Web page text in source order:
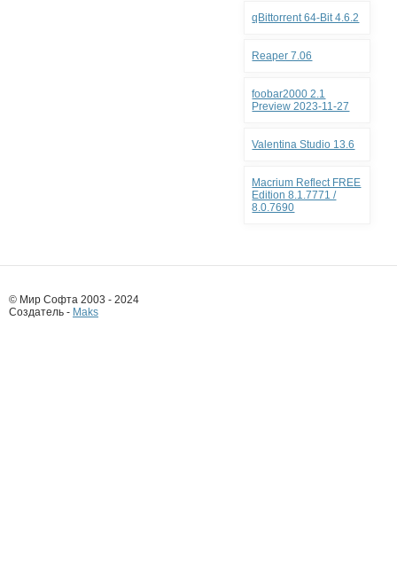
qBittorrent 64-Bit 4.6.2
Reaper 7.06
foobar2000 2.1
Preview 2023-11-27
Valentina Studio 13.6
Macrium Reflect FREE
Edition 8.1.7771 /
8.0.7690
© Мир Софта 2003 - 2024
Создатель - Maks